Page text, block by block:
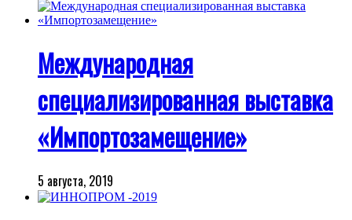
Международная
специализированная выставка
«Импортозамещение»
5 августа, 2019